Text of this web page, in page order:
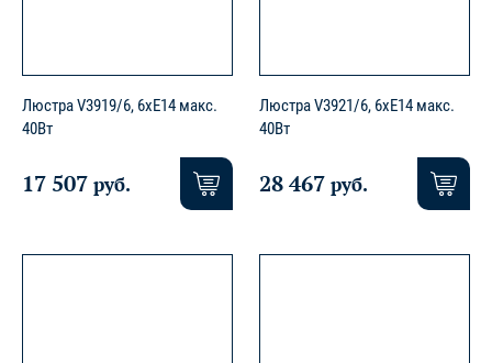
Люстра V3919/6, 6xE14 макс.
40Вт
17 507 руб.
Люстра V3921/6, 6xE14 макс.
40Вт
28 467 руб.